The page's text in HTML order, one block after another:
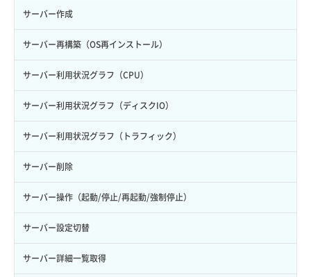
サーバー作成
サーバー再構築（OS再インストール）
サーバー利用状況グラフ（CPU）
サーバー利用状況グラフ（ディスクIO）
サーバー利用状況グラフ（トラフィック）
サーバー削除
サーバー操作（起動/停止/再起動/強制停止）
サーバー設定切替
サーバー詳細一覧取得